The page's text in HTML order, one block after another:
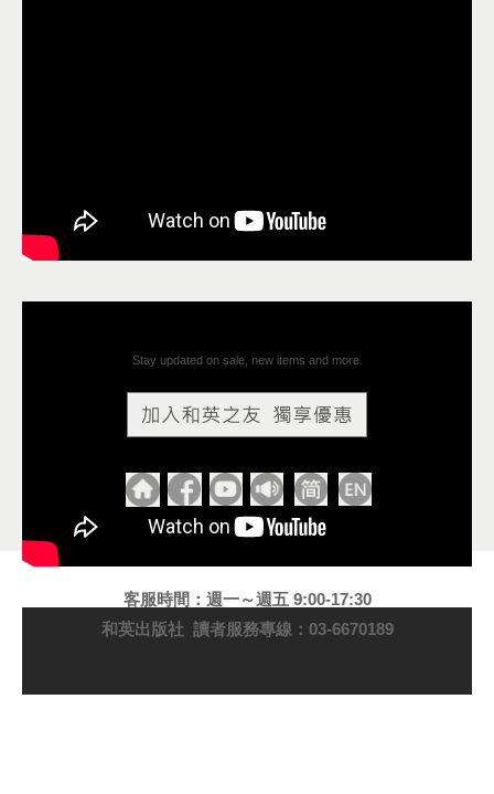
Stay updated on sale, new items and more.
客服時間：週一～週五 9:00-17:30
和英出版社 讀者服務專線：03-6670189